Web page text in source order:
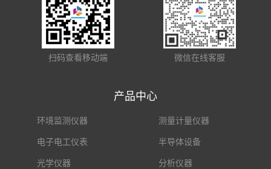
扫码查看移动端 微信在线客服
产品中心
环境监测仪器 测量计量仪器
电子电工仪表 半导体设备
光学仪器 分析仪器